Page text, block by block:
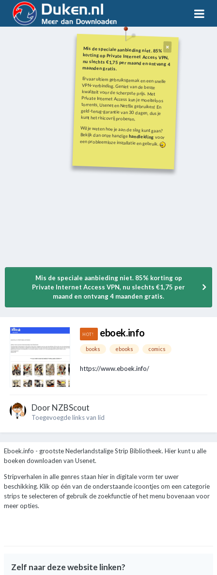
Mis de speciale aanbieding niet. 85%
korting op Private Internet Access VPN,
nu slechts €1,75 per maand en ontvang 4
maanden gratis.
Ervaar ultiem gebruiksgemak en een snelle
VPN-verbinding. Geniet van de beste
kwaliteit voor de scherpste prijs. Met
Private Internet Access kun je moeiteloos
torrents, Usenet en Netflix gebruiken! En
geld-terug-garantie van 30 dagen, dus je
kunt het risicovrij proberen.
Wil je weten hoe je aan de slag kunt gaan?
Bekijk dan onze handigehandleiding voor
een probleemloze installatie en gebruik.
Mis de speciale aanbieding niet. 85% korting op
Private Internet Access VPN, nu slechts €1,75 per
maand en ontvang 4 maanden gratis.
eboek.info
books ebooks comics
https://www.eboek.info/
DoorNZBScout
Toegevoegde links van lid
Eboek.info - grootste Nederlandstalige Strip Bibliotheek. Hier kunt u alle
boeken downloaden van Usenet.
Stripverhalen in alle genres staan hier in digitale vorm ter uwer
beschikking. Klik op één van de onderstaande icoontjes om een categorie
strips te selecteren of gebruik de zoekfunctie of het menu bovenaan voor
meer opties.
Zelf naar deze website linken?